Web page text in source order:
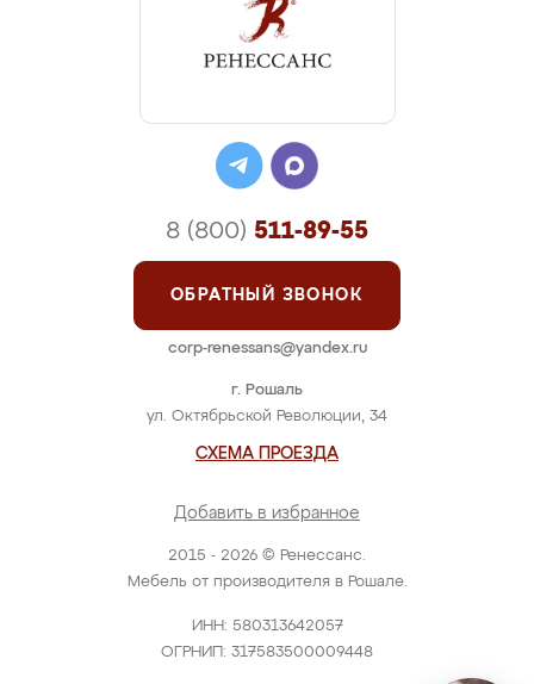
2015 - 2026 © Ренессанс.
Мебель от производителя в Рошале.
ИНН: 580313642057
ОГРНИП: 317583500009448
г. Рошаль
ул. Октябрьской Революции, 34
СХЕМА ПРОЕЗДА
Добавить в избранное
8 (800) 511-89-55
ОБРАТНЫЙ ЗВОНОК
corp-renessans@yandex.ru